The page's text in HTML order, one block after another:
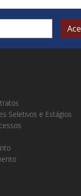
Seletivos e Estágios